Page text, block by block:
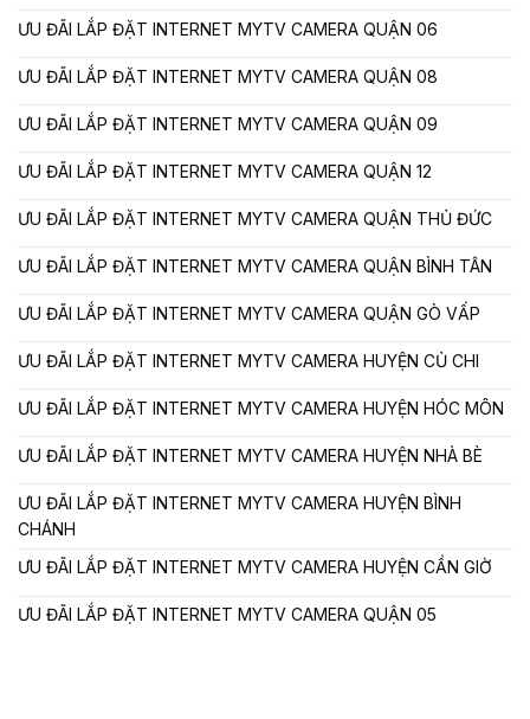
ƯU ĐÃI LẮP ĐẶT INTERNET MYTV CAMERA QUẬN 06
ƯU ĐÃI LẮP ĐẶT INTERNET MYTV CAMERA QUẬN 08
ƯU ĐÃI LẮP ĐẶT INTERNET MYTV CAMERA QUẬN 09
ƯU ĐÃI LẮP ĐẶT INTERNET MYTV CAMERA QUẬN 12
ƯU ĐÃI LẮP ĐẶT INTERNET MYTV CAMERA QUẬN THỦ ĐỨC
ƯU ĐÃI LẮP ĐẶT INTERNET MYTV CAMERA QUẬN BÌNH TÂN
ƯU ĐÃI LẮP ĐẶT INTERNET MYTV CAMERA QUẬN GÒ VẤP
ƯU ĐÃI LẮP ĐẶT INTERNET MYTV CAMERA HUYỆN CỦ CHI
ƯU ĐÃI LẮP ĐẶT INTERNET MYTV CAMERA HUYỆN HÓC MÔN
ƯU ĐÃI LẮP ĐẶT INTERNET MYTV CAMERA HUYỆN NHÀ BÈ
ƯU ĐÃI LẮP ĐẶT INTERNET MYTV CAMERA HUYỆN BÌNH
CHÁNH
ƯU ĐÃI LẮP ĐẶT INTERNET MYTV CAMERA HUYỆN CẦN GIỜ
ƯU ĐÃI LẮP ĐẶT INTERNET MYTV CAMERA QUẬN 05